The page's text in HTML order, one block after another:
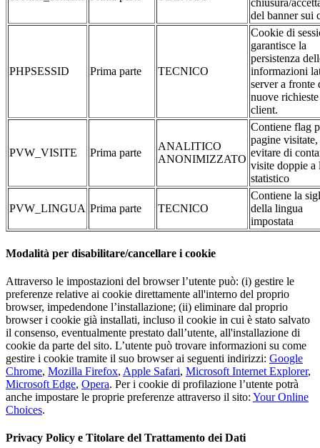
chiusura/
del banner sui
PHPSESSID Prima parte TECNICO
Cookie di
garantisce la
persistenza
informazioni
server a fronte
nuove
client.
PVW_VISITE Prima parte
ANALITICO
ANONIMIZZATO
Contiene flag
pagine visitate,
evitare di
visite doppie a
statistico
PVW_LINGUA Prima parte TECNICO
Contiene la
della lingua
impostata
Modalità per disabilitare/cancellare i cookie
Attraverso le impostazioni del browser l’utente può: (i) gestire le
preferenze relative ai cookie direttamente all'interno del proprio
browser, impedendone l’installazione; (ii) eliminare dal proprio
browser i cookie già installati, incluso il cookie in cui è stato salvato
il consenso, eventualmente prestato dall’utente, all'installazione di
cookie da parte del sito. L’utente può trovare informazioni su come
gestire i cookie tramite il suo browser ai seguenti indirizzi: Google
Chrome, Mozilla Firefox, Apple Safari, Microsoft Internet Explorer,
Microsoft Edge, Opera. Per i cookie di profilazione l’utente potrà
anche impostare le proprie preferenze attraverso il sito: Your Online
Choices.
Privacy Policy e Titolare del Trattamento dei Dati